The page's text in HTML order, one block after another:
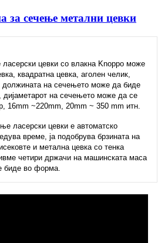
за сечење метални цевки
цевки со влакна Knoppo може
квадратна цевка, аголен челик,
должината на сечењето може да биде
дијаметарот на сечењето може да се
16mm ~220mm, 20mm ~ 350 mm итн.
ласерски цевки е автоматско
време, ја подобрува брзината на
и метална цевка со тенка
четири држачи на машинската маса
биде во форма.